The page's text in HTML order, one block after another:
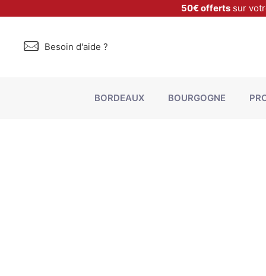
50€ offerts sur
Besoin d'aide ?
BORDEAUX BOURGOGNE